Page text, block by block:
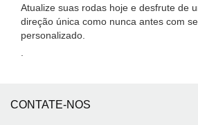
Atualize suas rodas hoje e desfrute de
direção única como nunca antes com
personalizado.
CONTATE-NOS